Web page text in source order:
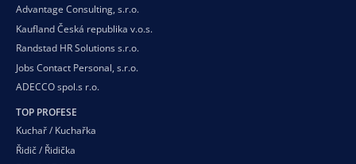
Advantage Consulting, s.r.o.
Kaufland Česká republika v.o.s.
Randstad HR Solutions s.r.o.
Jobs Contact Personal, s.r.o.
ADECCO spol.s r.o.
TOP PROFESE
Kuchař / Kuchařka
Řidič / Řidička